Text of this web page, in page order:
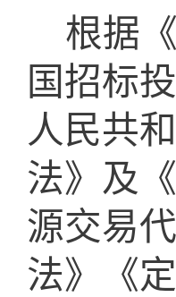
根据
国招标
人民共
法》及
源交易
法》《